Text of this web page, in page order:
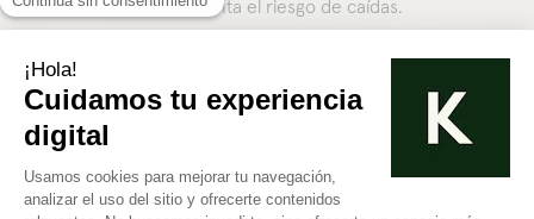
formación ósea y aumenta el riesgo de caídas.
Consulta regularmente al médico
Los chequeos médicos ayudan a detectar la osteoporosis a
tiempo. Un especialista puede evaluar la densidad ósea,
identificar factores de riesgo y recomendar tratamientos o
ajustes en la alimentación y el ejercicio para fortalecer los